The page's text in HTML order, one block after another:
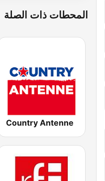
المحطات ذات الصلة
Country Antenne